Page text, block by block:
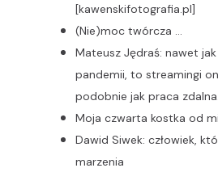
[kawenskifotografia.pl]
(Nie)moc twórcza …
Mateusz Jędraś: nawet
pandemii, to streamingi
podobnie jak praca zdalna.
Moja czwarta kostka od
Dawid Siwek: człowiek,
marzenia